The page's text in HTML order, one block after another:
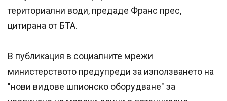
териториални води, предаде Франс прес,
цитирана от БТА.
В публикация в социалните мрежи
министерството предупреди за използването на
"нови видове шпионско оборудване" за